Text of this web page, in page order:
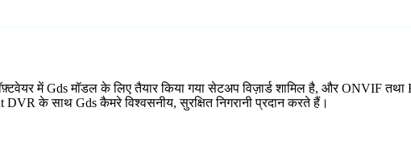
में Gds मॉडल के लिए तैयार किया गया सेटअप विज़ार्ड शामिल है, और ONVIF
DVR के साथ Gds कैमरे विश्वसनीय, सुरक्षित निगरानी प्रदान करते हैं।